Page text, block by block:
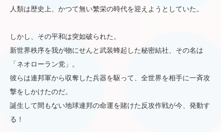
人類は歴史上、かつて無い繁栄の時代を迎えようとしていた。
しかし、その平和は突如破られた。
新世界秩序を我が物にせんと武装蜂起した秘密結社、その名は
「ネオローラン党」。
彼らは連邦軍から収奪した兵器を駆って、全世界を相手に一斉攻
撃をしかけたのだ。
誕生して間もない地球連邦の命運を賭けた反攻作戦が今、発動す
る！